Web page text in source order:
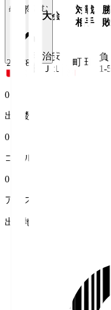
年月
大会
対戦
相手
勝
敗
26/8/8
明治安
田Ｊ１
町田
負
1-5
続きを読む
0
出場数
0
ゴール
0
アシスト
出身地